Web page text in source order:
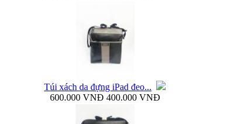
da Galaxy Note 3 N900 mở ngang Zenus...
Túi xách da đựng iPad đeo...
600.000 VNĐ 400.000 VNĐ